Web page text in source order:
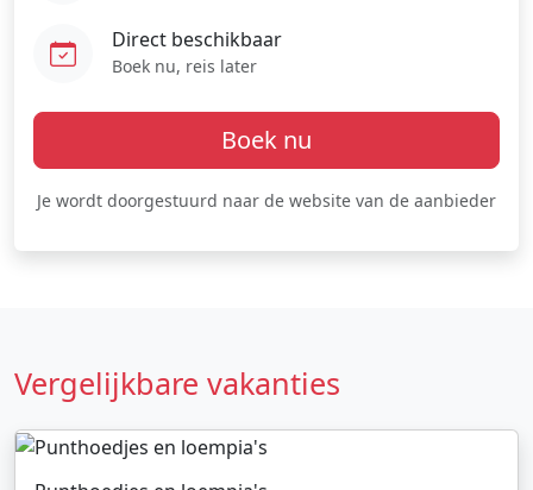
Direct beschikbaar
Boek nu, reis later
Boek nu
Je wordt doorgestuurd naar de website van de aanbieder
Vergelijkbare vakanties